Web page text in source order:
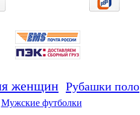
женщин Рубашки поло
Мужские футболки